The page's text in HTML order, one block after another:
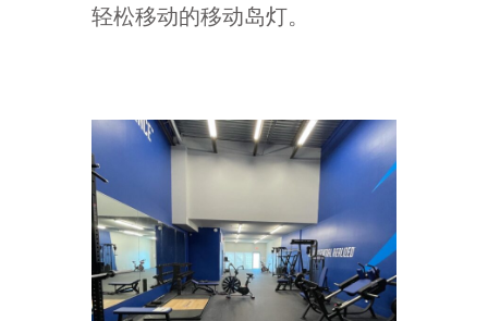
轻松移动的移动岛灯。